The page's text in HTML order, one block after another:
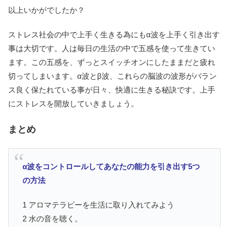
以上いかがでしたか？
ストレス社会の中で上手く生きる為にもα波を上手く引き出す
事は大切です。人は毎日の生活の中で五感を使って生きてい
ます。この五感を、ずっとスイッチオンにしたままだと疲れ
切ってしまいます。α波とβ波、これらの脳波の波形がバラン
ス良く保たれている事が日々、快適に生きる秘訣です。上手
にストレスを開放していきましょう。
まとめ
α波をコントロールしてあなたの能力を引き出す5つ
の方法
1 アロマテラピーを生活に取り入れてみよう
2 水の音を聴く。